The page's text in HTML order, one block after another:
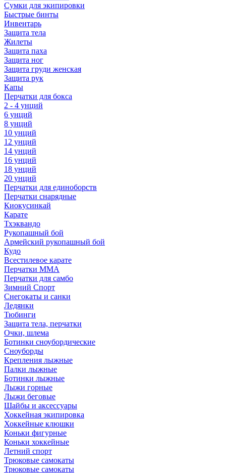
Сумки для экипировки
Быстрые бинты
Инвентарь
Защита тела
Жилеты
Защита паха
Защита ног
Защита груди женская
Защита рук
Капы
Перчатки для бокса
2 - 4 унций
6 унций
8 унций
10 унций
12 унций
14 унций
16 унций
18 унций
20 унций
Перчатки для единоборств
Перчатки снарядные
Киокусинкай
Карате
Тхэквандо
Рукопашный бой
Армейский рукопашный бой
Кудо
Всестилевое карате
Перчатки MMA
Перчатки для самбо
Зимний Спорт
Снегокаты и санки
Ледянки
Тюбинги
Защита тела, перчатки
Очки, шлема
Ботинки сноубордические
Сноуборды
Крепления лыжные
Палки лыжные
Ботинки лыжные
Лыжи горные
Лыжи беговые
Шайбы и аксессуары
Хоккейная экипировка
Хоккейные клюшки
Коньки фигурные
Коньки хоккейные
Летний спорт
Трюковые самокаты
Трюковые самокаты